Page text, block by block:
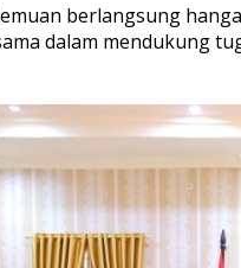
berlangsung
dalam mendukung